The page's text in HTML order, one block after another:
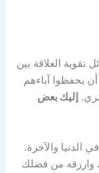
تقوية العلاقة بين
أن يحفظوا آباءهم
إليك بعض
الدنيا والآخرة.
وارزقه من فضلك